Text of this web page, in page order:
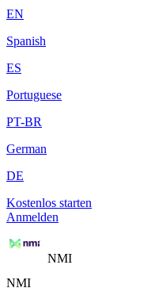
EN
Spanish
ES
Portuguese
PT-BR
German
DE
Kostenlos starten
Anmelden
NMI
NMI